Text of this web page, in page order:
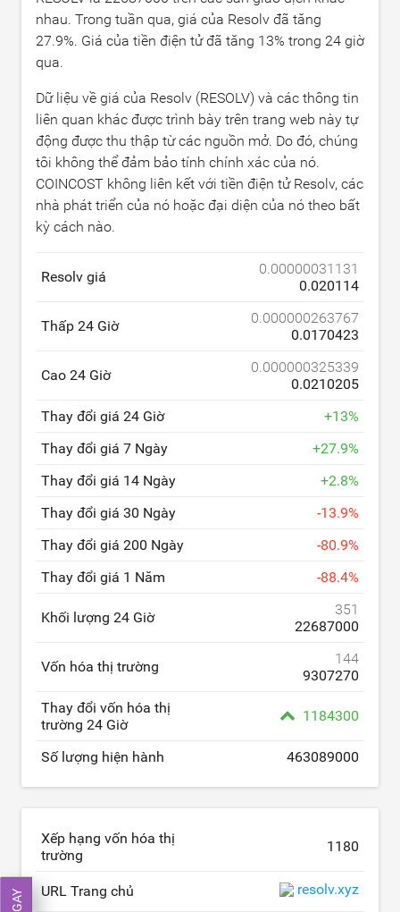
nhau. Trong tuần qua, giá của Resolv đã tăng
27.9%. Giá của tiền điện tử đã tăng 13% trong 24 giờ
qua.
Dữ liệu về giá của Resolv (RESOLV) và các thông tin
liên quan khác được trình bày trên trang web này tự
động được thu thập từ các nguồn mở. Do đó, chúng
tôi không thể đảm bảo tính chính xác của nó.
COINCOST không liên kết với tiền điện tử Resolv, các
nhà phát triển của nó hoặc đại diện của nó theo bất
kỳ cách nào.
Resolv giá
0.00000031131
0.020114
Thấp 24 Giờ
0.000000263767
0.0170423
Cao 24 Giờ
0.000000325339
0.0210205
Thay đổi giá 24 Giờ
+13%
Thay đổi giá 7 Ngày
+27.9%
Thay đổi giá 14 Ngày
+2.8%
Thay đổi giá 30 Ngày
-13.9%
Thay đổi giá 200 Ngày
-80.9%
Thay đổi giá 1 Năm
-88.4%
Khối lượng 24 Giờ
351
22687000
Vốn hóa thị trường
144
9307270
Thay đổi vốn hóa thị
trường 24 Giờ
1184300
Số lượng hiện hành 463089000
Xếp hạng vốn hóa thị
trường
1180
URL Trang chủ resolv.xyz